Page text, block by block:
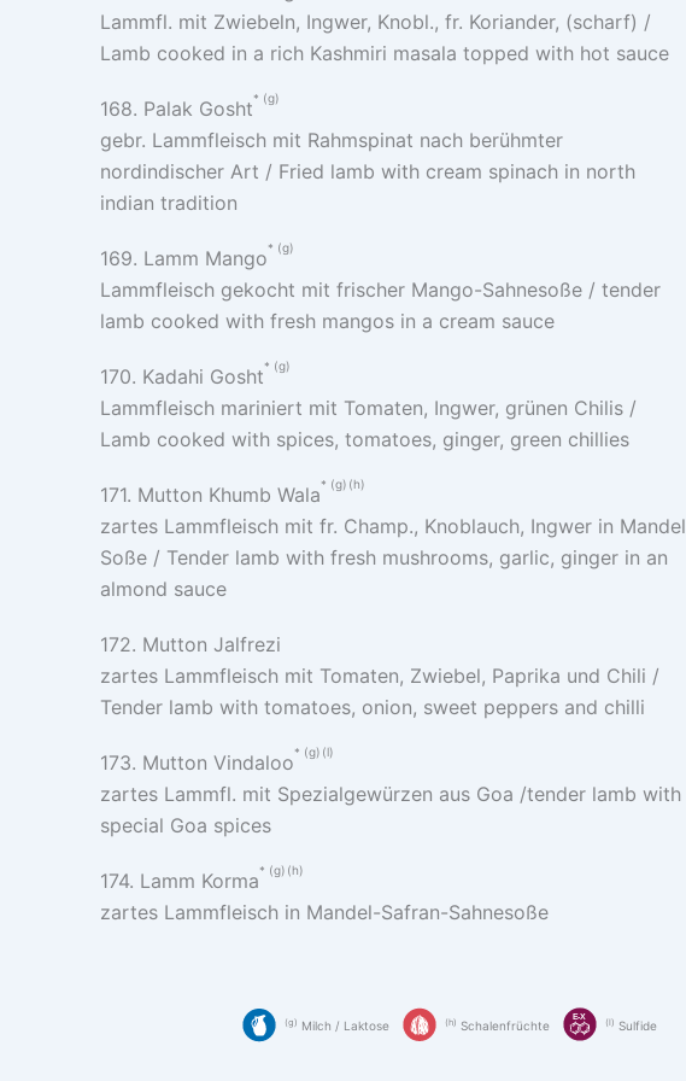
Lammfl. mit Zwiebeln, Ingwer, Knobl., fr. Koriander, (scharf) /
Lamb cooked in a rich Kashmiri masala topped with hot sauce
168. Palak Gosht g
gebr. Lammfleisch mit Rahmspinat nach berühmter
nordindischer Art / Fried lamb with cream spinach in north
indian tradition
169. Lamm Mango g
Lammfleisch gekocht mit frischer Mango-Sahnesoße / tender
lamb cooked with fresh mangos in a cream sauce
170. Kadahi Gosht g
Lammfleisch mariniert mit Tomaten, Ingwer, grünen Chilis /
Lamb cooked with spices, tomatoes, ginger, green chillies
171. Mutton Khumb Wala g h
zartes Lammfleisch mit fr. Champ., Knoblauch, Ingwer in Mandel
Soße / Tender lamb with fresh mushrooms, garlic, ginger in an
almond sauce
172. Mutton Jalfrezi
zartes Lammfleisch mit Tomaten, Zwiebel, Paprika und Chili /
Tender lamb with tomatoes, onion, sweet peppers and chilli
173. Mutton Vindaloo g l
zartes Lammfl. mit Spezialgewürzen aus Goa /tender lamb with
special Goa spices
174. Lamm Korma g h
zartes Lammfleisch in Mandel-Safran-Sahnesoße
g Milch / Laktose h Schalenfrüchte l Sulfide